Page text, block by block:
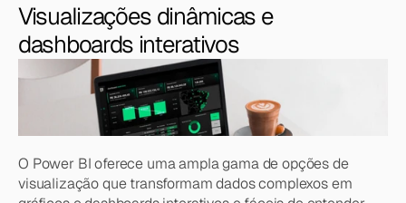
Visualizações dinâmicas e
dashboards interativos
O Power BI oferece uma ampla gama de opções de
visualização que transformam dados complexos em